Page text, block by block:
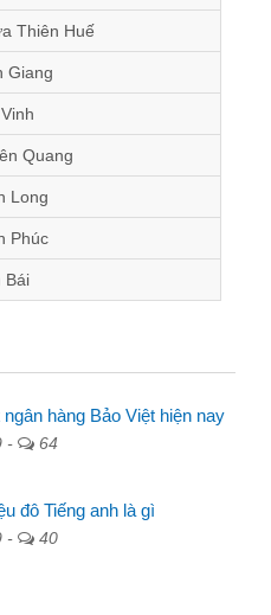
Thiên Huế
Giang
Quang
Long
Phúc
Bái
Tôi là
bè, mà đọc
vay
ngân hàng Bảo Việt hiện nay
- 64
đô Tiếng anh là gì
- 40